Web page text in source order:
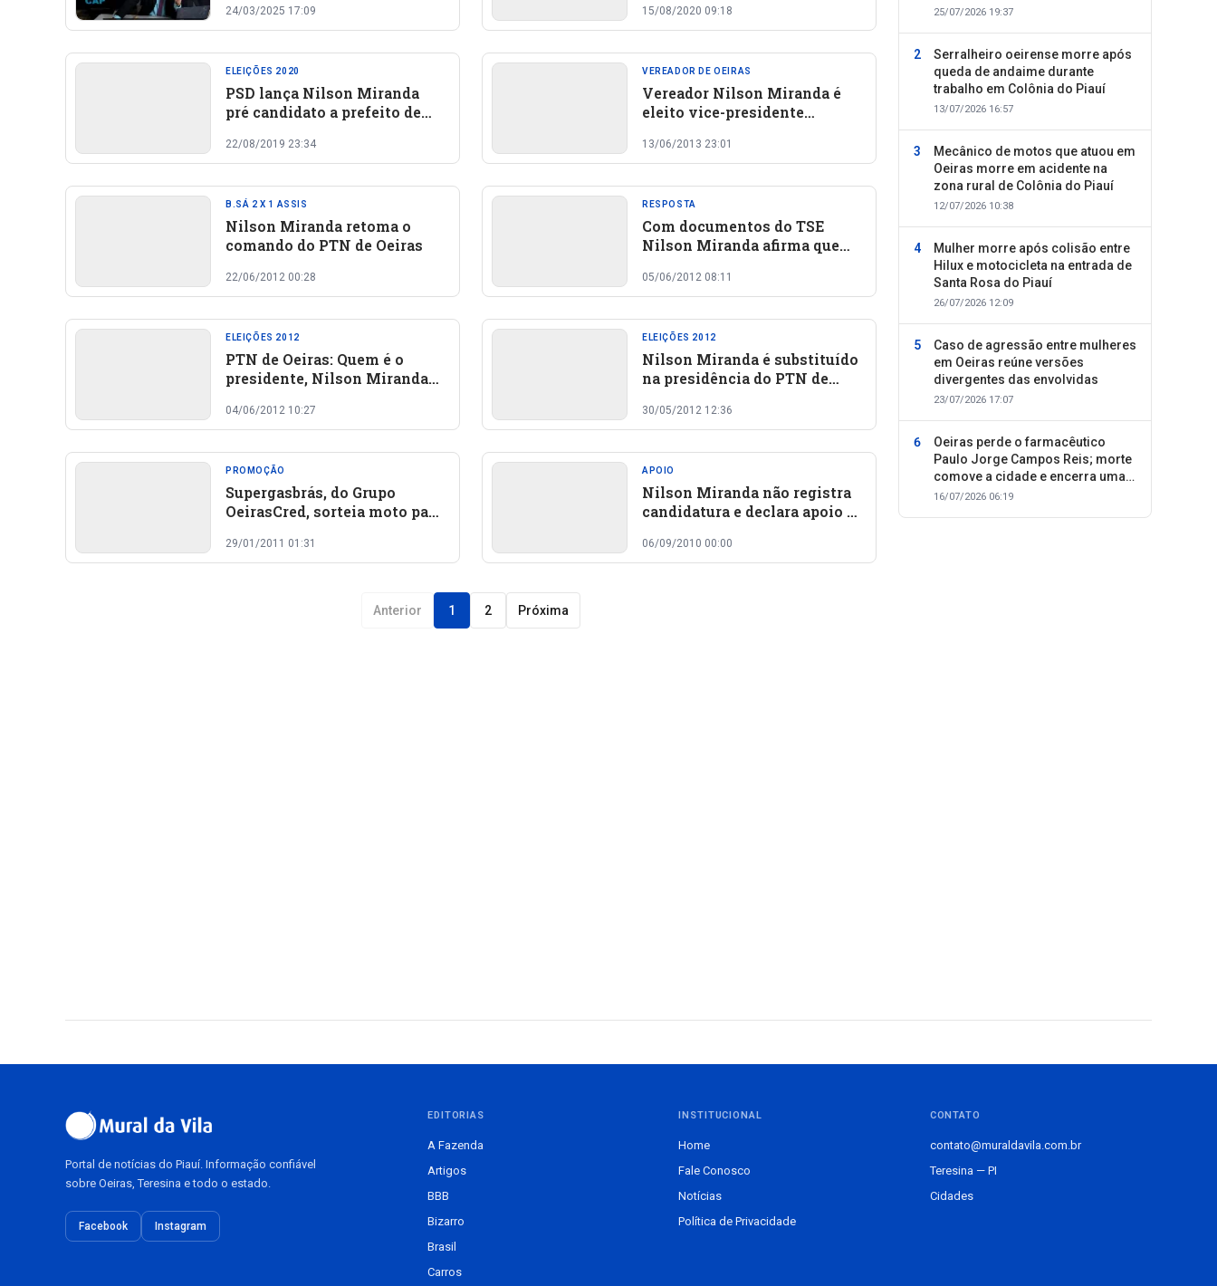
Fonteles em 2026
24/03/2025 17:09
Raimundo
15/08/2020 09:18
ELEIÇÕES 2020
PSD lança Nilson Miranda
pré candidato a prefeito de
Torres como vice
22/08/2019 23:34
VEREADOR DE OEIRAS
Vereador Nilson Miranda é
eleito vice-presidente
13/06/2013 23:01
B.SÁ 2 X 1 ASSIS
Nilson Miranda retoma o
comando do PTN de Oeiras
22/06/2012 00:28
RESPOSTA
Com documentos do TSE
Nilson Miranda afirma que
de Oeiras
05/06/2012 08:11
ELEIÇÕES 2012
PTN de Oeiras: Quem é o
presidente, Nilson Miranda
04/06/2012 10:27
ELEIÇÕES 2012
Nilson Miranda é substituído
na presidência do PTN de
declara apoio a Lukano
30/05/2012 12:36
PROMOÇÃO
Supergasbrás, do Grupo
OeirasCred, sorteia moto para
29/01/2011 01:31
APOIO
Nilson Miranda não registra
candidatura e declara apoio a
06/09/2010 00:00
Anterior 1 2 Próxima
25/07/2026 19:37
Serralheiro oeirense morre após
queda de andaime durante
trabalho em Colônia do Piauí
13/07/2026 16:57
Mecânico de motos que atuou em
Oeiras morre em acidente na
zona rural de Colônia do Piauí
12/07/2026 10:38
Mulher morre após colisão entre
Hilux e motocicleta na entrada de
Santa Rosa do Piauí
26/07/2026 12:09
Caso de agressão entre mulheres
em Oeiras reúne versões
divergentes das envolvidas
23/07/2026 17:07
Oeiras perde o farmacêutico
Paulo Jorge Campos Reis; morte
comove a cidade e encerra uma
trajetória dedicada ao cuidado
16/07/2026 06:19
Portal de notícias do Piauí. Informação confiável
sobre Oeiras, Teresina e todo o estado.
Facebook Instagram
EDITORIAS
A Fazenda
Artigos
BBB
Bizarro
Brasil
Carros
INSTITUCIONAL
Home
Fale Conosco
Notícias
Política de Privacidade
CONTATO
contato@muraldavila.com.br
Teresina — PI
Cidades